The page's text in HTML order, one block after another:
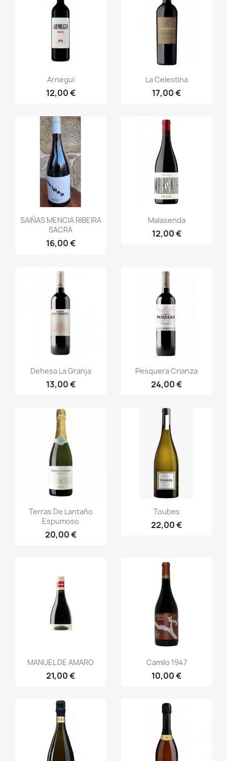
Vista rápida
Arnegui
12,00 €
 Vista rápida
La Celestina
17,00 €
Vista rápida
SAIÑAS MENCIA RIBEIRA
SACRA
16,00 €
Vista rápida
Malasenda
12,00 €
Vista rápida
Dehesa La Granja
13,00 €
Vista rápida
Pesquera Crianza
24,00 €
Vista rápida
Terras De Lantaño
Espumoso
20,00 €
Vista rápida
Toubes
22,00 €
Vista rápida
MANUEL DE AMARO
21,00 €
Vista rápida
Camilo 1947
10,00 €